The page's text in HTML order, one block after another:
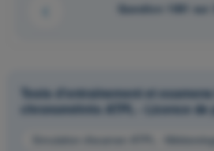
Question 1081 sur
Tests d'entraînement et
chronométrés ATPL - Licence
Simulation d'examen ATPL -